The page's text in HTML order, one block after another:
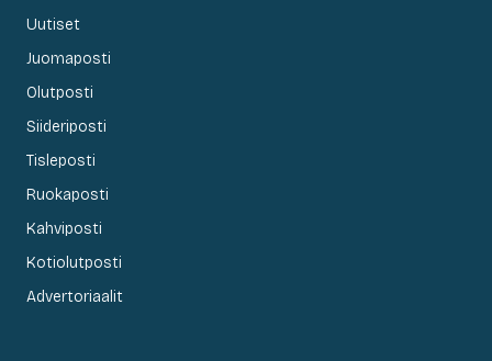
Uutiset
Juomaposti
Olutposti
Siideriposti
Tisleposti
Ruokaposti
Kahviposti
Kotiolutposti
Advertoriaalit